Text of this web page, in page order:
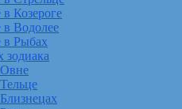
Козероге
Водолее
в Рыбах
зодиака